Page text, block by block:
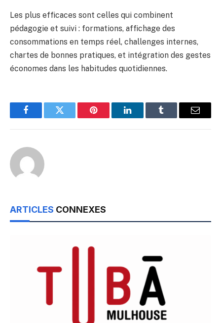
Les plus efficaces sont celles qui combinent
pédagogie et suivi : formations, affichage des
consommations en temps réel, challenges internes,
chartes de bonnes pratiques, et intégration des gestes
économes dans les habitudes quotidiennes.
FacebookTwitter Pinterest LinkedInTumblr Email
ARTICLES CONNEXES